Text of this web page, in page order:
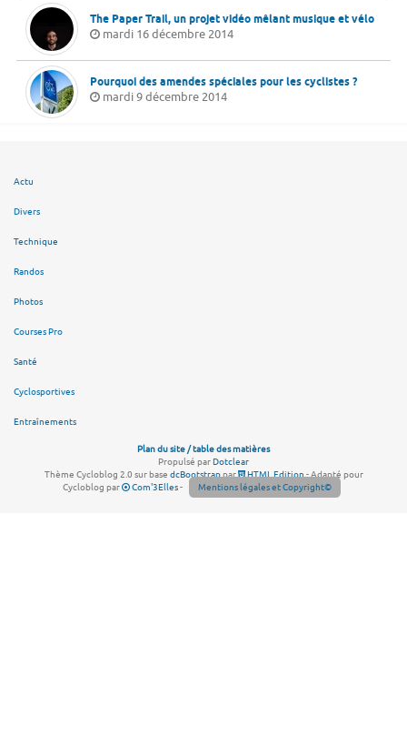
The Paper Trail, un projet vidéo mêlant musique et vélo
mardi 16 décembre 2014
Pourquoi des amendes spéciales pour les cyclistes ?
mardi 9 décembre 2014
Actu
Divers
Technique
Randos
Photos
Courses Pro
Santé
Cyclosportives
Entraînements
Plan du site / table des matières
Propulsé parDotclear
Thème Cycloblog 2.0 sur base dcBootstrappar HTML Edition- Adapté pour
Cycloblog par
Com'3Elles- Mentions légales et Copyright©